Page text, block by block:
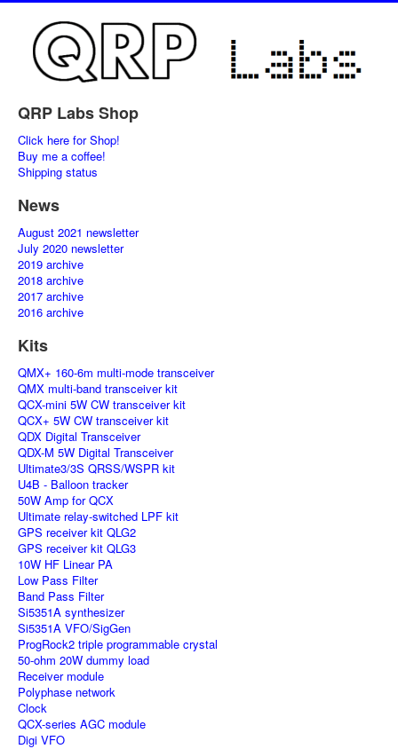
QRP Labs Shop
Click here for Shop!
Buy me a coffee!
Shipping status
News
August 2021 newsletter
July 2020 newsletter
2019 archive
2018 archive
2017 archive
2016 archive
Kits
QMX+ 160-6m multi-mode transceiver
QMX multi-band transceiver kit
QCX-mini 5W CW transceiver kit
QCX+ 5W CW transceiver kit
QDX Digital Transceiver
QDX-M 5W Digital Transceiver
Ultimate3/3S QRSS/WSPR kit
U4B - Balloon tracker
50W Amp for QCX
Ultimate relay-switched LPF kit
GPS receiver kit QLG2
GPS receiver kit QLG3
10W HF Linear PA
Low Pass Filter
Band Pass Filter
Si5351A synthesizer
Si5351A VFO/SigGen
ProgRock2 triple programmable crystal
50-ohm 20W dummy load
Receiver module
Polyphase network
Clock
QCX-series AGC module
Digi VFO